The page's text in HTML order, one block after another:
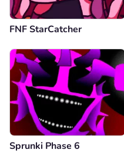
FNF StarCatcher
Sprunki Phase 6